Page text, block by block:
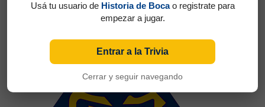
Boca 0 - Argentinos 0
Usá tu usuario de Historia de Bocao registrate para
empezar a jugar.
Entrar a la Trivia
Cerrar y seguir navegando